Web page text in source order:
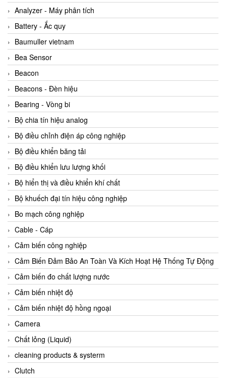
Accepta Vietnam
ACCUMAC Vietnam
AccuWeb Vietnam
Acey
ACOEM Vietnam
ADCA Vietnam
ADFweb Vietnam
Adler Vietnam
Ados Vietnam
Advanced Energy Vietnam
Advantech Vietnam
Agate Vietnam
AGR International Vietnam
Aichi Tokei Denki Vietnam
Aii Vietnam
AIKOH
AINUO Vietnam
AIR MAJOR
Aira Euro Automation
Airtac Vietnam
Airtec Vietnam
AI-Tek Vietnam
Akerstroms Viet Nam
AKO Armaturen & Separationstechnik
Analyzer - Máy phân tích
Battery - Ắc quy
Baumuller vietnam
Bea Sensor
Beacon
Beacons - Đèn hiệu
Bearing - Vòng bi
Bộ chia tín hiệu analog
Bộ điều chỉnh điện áp công nghiệp
Bộ điều khiển băng tải
Bộ điều khiển lưu lượng khối
Bộ hiển thị và điều khiển khí chất
Bộ khuếch đại tín hiệu công nghiệp
Bo mạch công nghiệp
Cable - Cáp
Cảm biến công nghiệp
Cảm Biến Đảm Bảo An Toàn Và Kích Hoạt Hệ Thống Tự Động
Cảm biến đo chất lượng nước
Cảm biến nhiệt độ
Cảm biến nhiệt độ hồng ngoại
Camera
Chất lỏng (Liquid)
cleaning products & systerm
Clutch